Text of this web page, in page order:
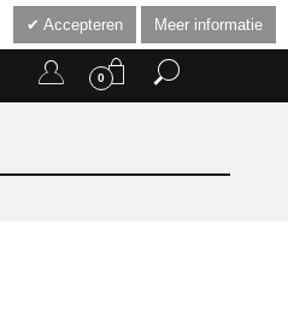
Accepteren Meer informatie
0